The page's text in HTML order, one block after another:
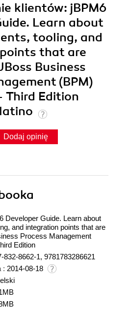
klientów: jBPM6
Learn about
tooling, and
that are
Business
(BPM)
Third Edition
Dodaj opinię
Developer Guide. Learn about
and integration points that are
Process Management
Edition
832-8662-1, 9781783286621
: 2014-08-18